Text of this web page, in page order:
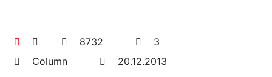
8732
3
Column
20.12.2013